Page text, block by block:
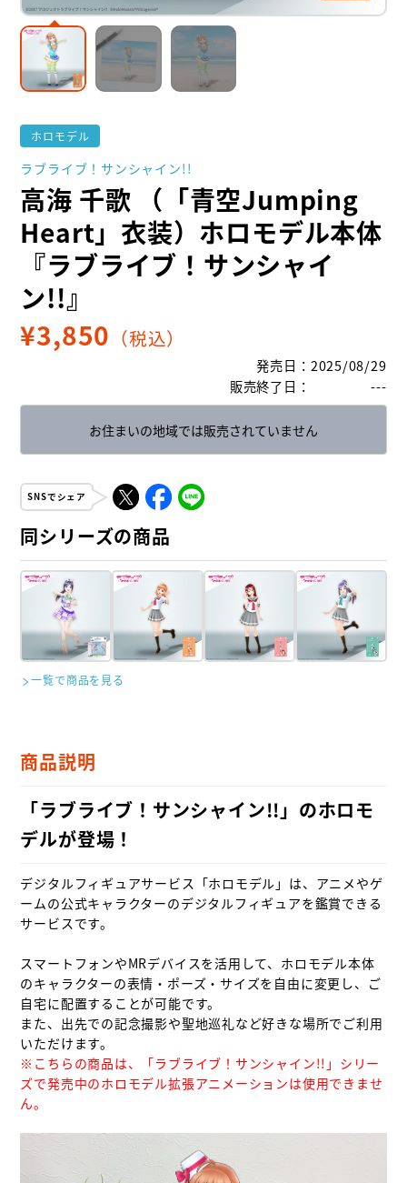
ホロモデル
ラブライブ！サンシャイン!!
高海 千歌 （「青空Jumping
Heart」衣装）ホロモデル本体
『ラブライブ！サンシャイ
ン!!』
¥3,850 （税込）
発売日 ： 2025/08/29
販売終了日 ： ---
お住まいの地域では販売されていません
SNSでシェア
同シリーズの商品
一覧で商品を見る
商品説明
「ラブライブ！サンシャイン!!」のホロモ
デルが登場！
デジタルフィギュアサービス「ホロモデル」は、アニメやゲ
ームの公式キャラクターのデジタルフィギュアを鑑賞できる
サービスです。
スマートフォンやMRデバイスを活用して、ホロモデル本体
のキャラクターの表情・ポーズ・サイズを自由に変更し、ご
自宅に配置することが可能です。
また、出先での記念撮影や聖地巡礼など好きな場所でご利用
※こちらの商品は、「ラブライブ！サンシャイン!!」シリー
ズで発売中のホロモデル拡張アニメーションは使用できませ
ん。